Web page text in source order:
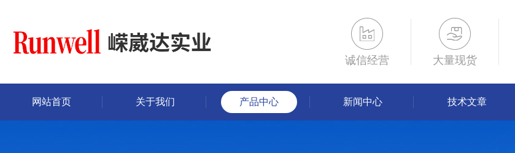
诚信经营 大量现货
网站首页 关于我们 产品中心 新闻中心 技术文章